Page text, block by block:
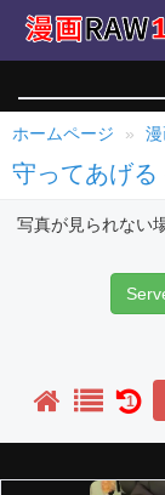
ホームページ
守ってあげる
写真が見られない
1